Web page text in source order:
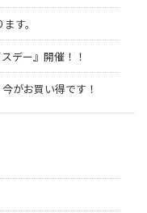
す。
デー』開催！！
がお買い得です！